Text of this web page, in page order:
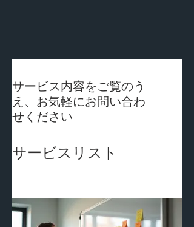
サービス内容をご覧のう
え、お気軽にお問い合わ
せください
サービスリスト